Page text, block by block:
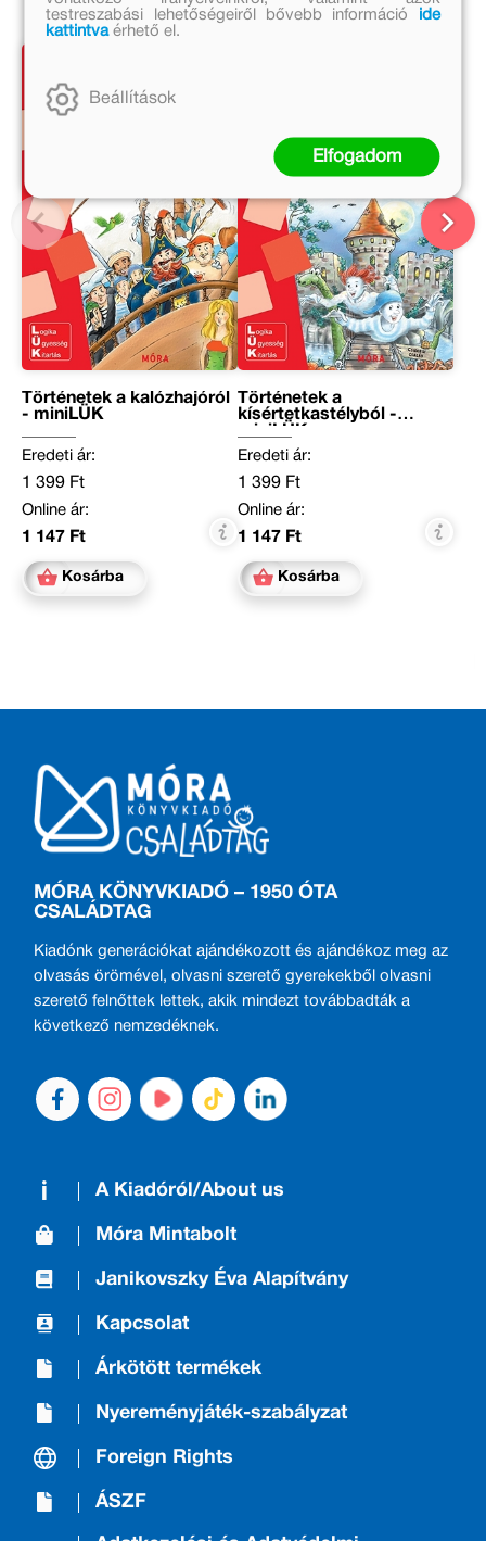
Történetek a kalózhajóról
- miniLÜK
Eredeti ár:
1 399 Ft
Online ár:
1 147 Ft
Kosárba
Történetek a
kísértetkastélyból -
Eredeti ár:
1 399 Ft
Online ár:
1 147 Ft
Kosárba
MÓRA KÖNYVKIADÓ – 1950 ÓTA
CSALÁDTAG
Kiadónk generációkat ajándékozott és ajándékoz meg az
olvasás örömével, olvasni szerető gyerekekből olvasni
szerető felnőttek lettek, akik mindezt továbbadták a
következő nemzedéknek.
A Kiadóról/About us
Móra Mintabolt
Janikovszky Éva Alapítvány
Kapcsolat
Árkötött termékek
Nyereményjáték-szabályzat
Foreign Rights
ÁSZF
testreszabási lehetőségeiről bővebb információ
ide
kattintvaérhető el.
Beállítások
Elfogadom